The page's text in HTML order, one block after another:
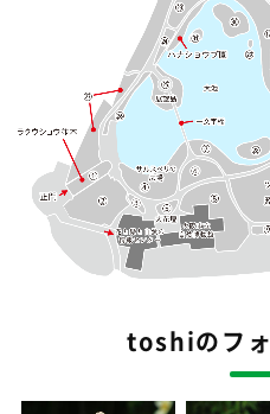
toshiのフ